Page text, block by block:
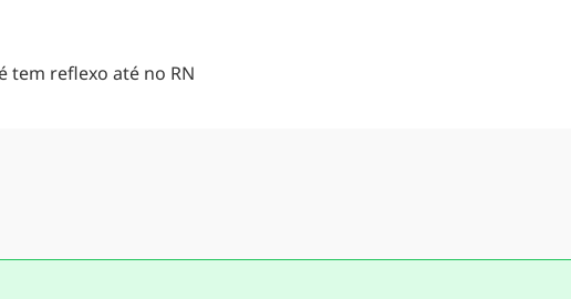
tem reflexo até no RN